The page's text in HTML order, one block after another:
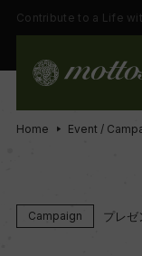
Contribute to a Life
Home Event /
Campaign プレゼ